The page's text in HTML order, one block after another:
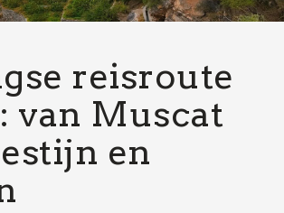
reisroute
van Muscat
en